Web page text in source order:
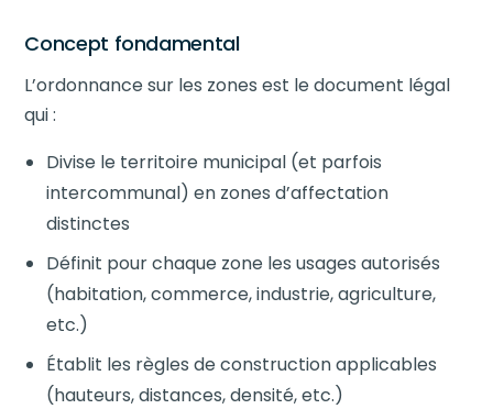
Concept fondamental
L’ordonnance sur les zones est le document légal
qui :
Divise le territoire municipal (et parfois
intercommunal) en zones d’affectation
distinctes
Définit pour chaque zone les usages autorisés
(habitation, commerce, industrie, agriculture,
etc.)
Établit les règles de construction applicables
(hauteurs, distances, densité, etc.)